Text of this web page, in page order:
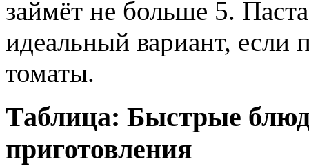
займёт не больше 5.
идеальный вариант, если
томаты.
Таблица: Быстрые
приготовления